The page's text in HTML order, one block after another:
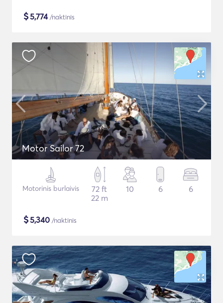
$5,774/naktinis
Motor Sailor 72
Motorinis burlaivis
72 ft
22 m
10 6 6
$5,340 /naktinis